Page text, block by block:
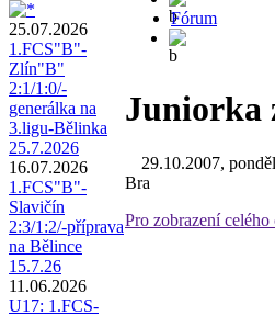
25.07.2026
1.FCS"B"-
Zlín"B"
2:1/1:0/-
generálka na
3.ligu-Bělinka
25.7.2026
16.07.2026
1.FCS"B"-
Slavičín
2:3/1:2/-příprava
na Bělince
15.7.26
11.06.2026
U17: 1.FCS-
Fórum
Juniorka
29.10.2007,
Bra
Pro zobrazení